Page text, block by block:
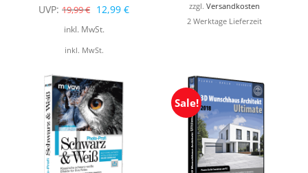
UVP: 19,99€ Ursprünglicher
Preis
war:
12,99 €Aktueller
inkl. MwSt.
inkl. MwSt.
zzgl. Versandkosten
2 Werktage Lieferzeit
Sale!